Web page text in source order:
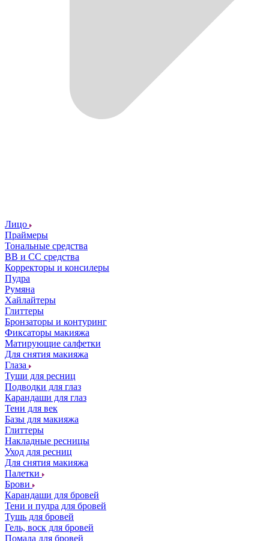
Лицо
Праймеры
Тональные средства
ВВ и СС средства
Корректоры и консилеры
Пудра
Румяна
Хайлайтеры
Глиттеры
Бронзаторы и контуринг
Фиксаторы макияжа
Матирующие салфетки
Для снятия макияжа
Глаза
Туши для ресниц
Подводки для глаз
Карандаши для глаз
Тени для век
Базы для макияжа
Глиттеры
Накладные ресницы
Уход для ресниц
Для снятия макияжа
Палетки
Брови
Карандаши для бровей
Тени и пудра для бровей
Тушь для бровей
Гель, воск для бровей
Помада для бровей